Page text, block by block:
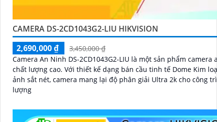
CAMERA DS-2CD1043G2-LIU HIKVISION
2,690,000 ₫
3,450,000 ₫
Camera An Ninh DS-2CD1043G2-LIU là một sản phẩm camera
chất lượng cao. Với thiết kế dạng bán cầu tinh tế Dome Kim loại hình
ảnh sắt nét, camera mang lại độ phân giải Ultra 2k cho công
lượng